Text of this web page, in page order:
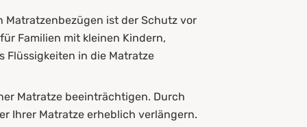
ist der Schutz vor
Familien mit kleinen Kindern,
Flüssigkeiten in die Matratze
Matratze beeinträchtigen. Durch
Ihrer Matratze erheblich verlängern.